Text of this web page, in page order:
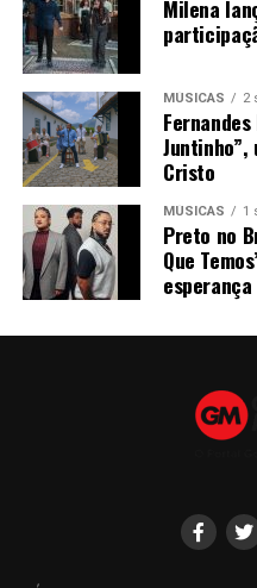
Milena
MÚSICAS 2
Cristo
MÚSICAS 1
Preto no
Que